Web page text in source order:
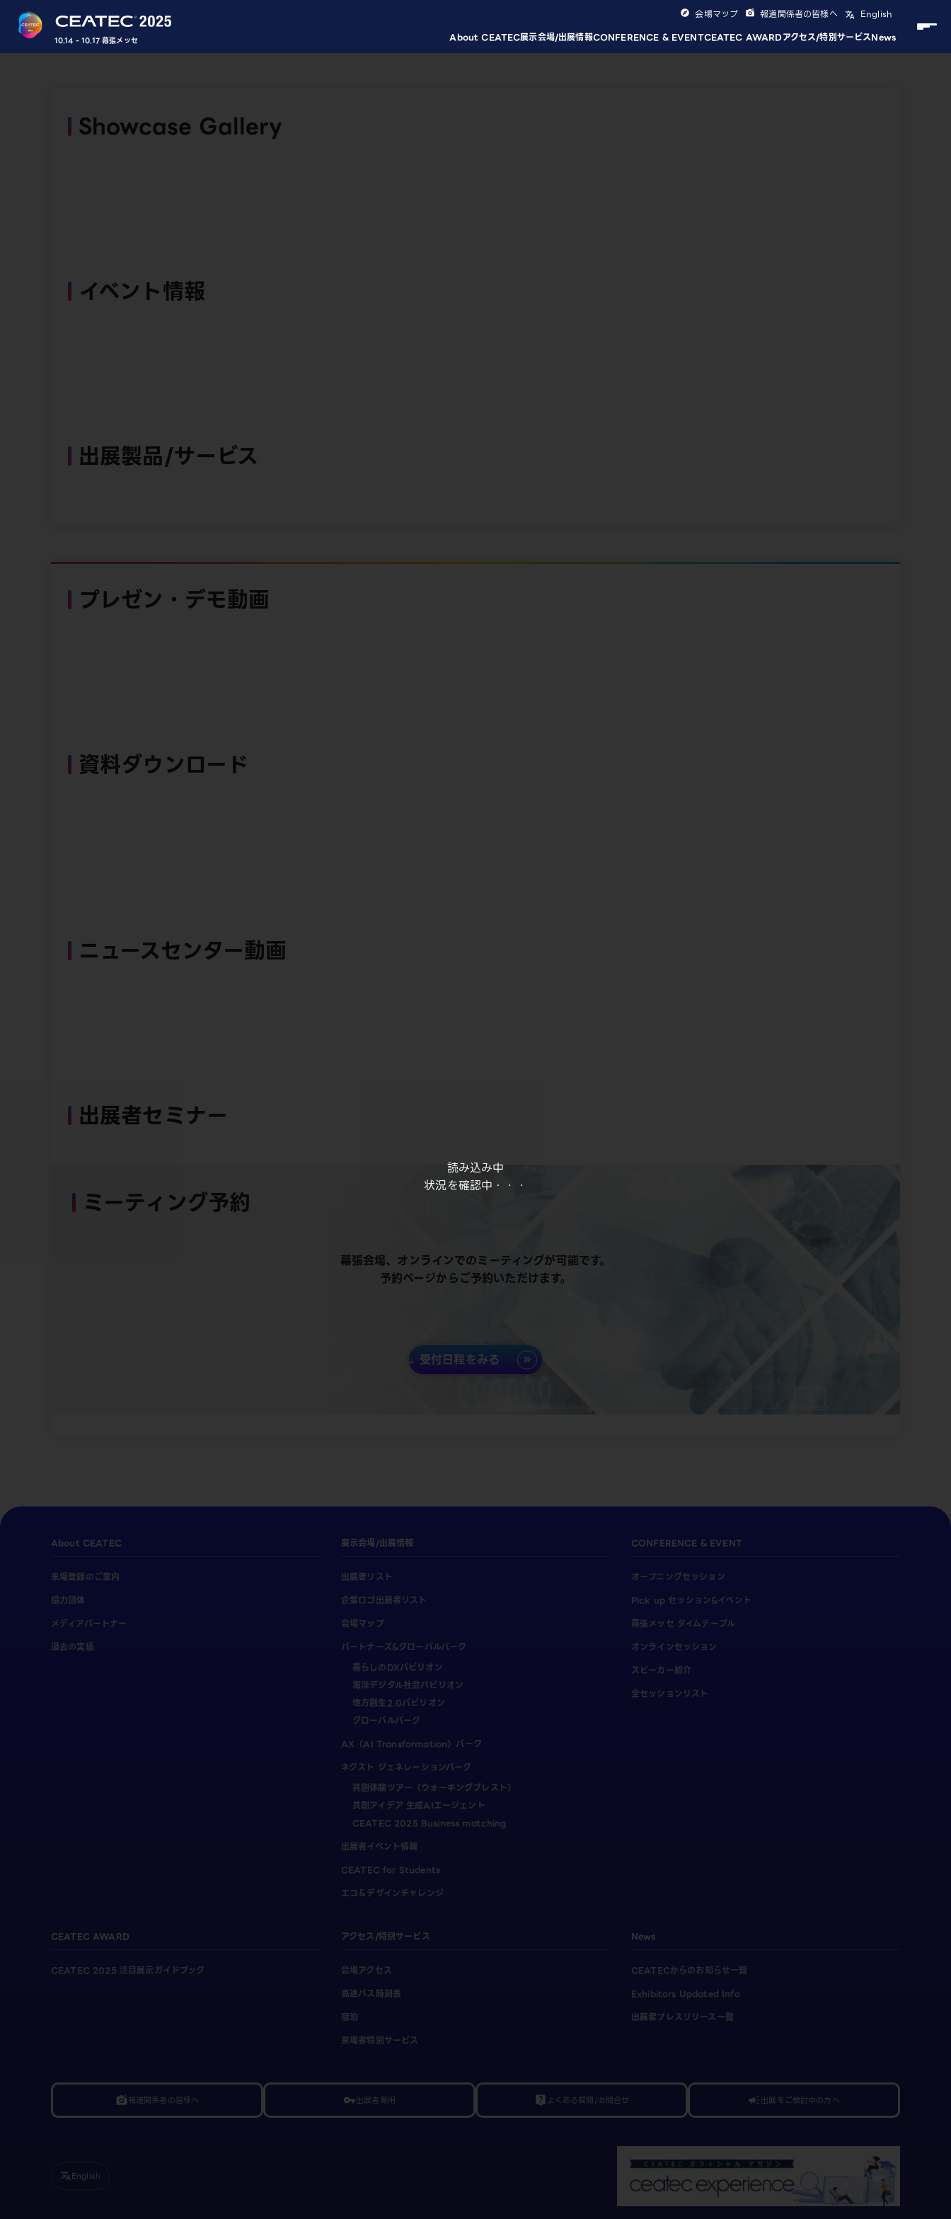
読み込み中
状況を確認中・・・
10.14 - 10.17 幕張メッセ About CEATEC展示会場/出展情報CONFERENCE & EVENTCEATEC AWARDアクセス/特別サービスNews
会場マップ 報道関係者の皆様へ English
Showcase Gallery
イベント情報
出展製品/サービス
プレゼン・デモ動画
資料ダウンロード
ニュースセンター動画
出展者セミナー
ミーティング予約
幕張会場、オンラインでのミーティングが可能です。
予約ページからご予約いただけます。
受付日程をみる
About CEATEC
来場登録のご案内
協力団体
メディアパートナー
過去の実績
展示会場/出展情報
出展者リスト
企業ロゴ出展者リスト
会場マップ
パートナーズ&グローバルパーク
暮らしのDXパビリオン
海洋デジタル社会パビリオン
地方創生2.0パビリオン
グローバルパーク
AX（AI Transformation）パーク
ネクスト ジェネレーションパーク
共創体験ツアー（ウォーキングブレスト）
共創アイデア 生成AIエージェント
CEATEC 2025 Business matching
出展者イベント情報
CEATEC for Students
エコ＆デザインチャレンジ
CONFERENCE & EVENT
オープニングセッション
Pick up セッション&イベント
幕張メッセ タイムテーブル
オンラインセッション
スピーカー紹介
全セッションリスト
CEATEC AWARD
CEATEC 2025 注目展示ガイドブック
アクセス/特別サービス
会場アクセス
高速バス時刻表
宿泊
来場者特別サービス
News
CEATECからのお知らせ一覧
Exhibitors Updated Info
出展者プレスリリース一覧
linked_camera報道関係者の皆様へ vpn_key出展者専用 live_help よくある質問/お問合せ campaign出展をご検討中の方へ
translateEnglish